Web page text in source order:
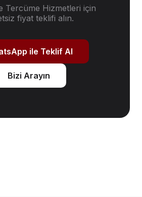
Tercüme Hizmetleri için
fiyat teklifi alın.
ile Teklif Al
Bizi Arayın